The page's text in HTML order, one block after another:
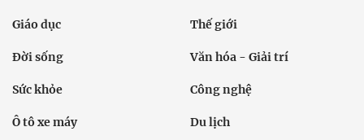
Giáo dục Thế giới
Đời sống Văn hóa - Giải trí
Sức khỏe Công nghệ
Ô tô xe máy Du lịch